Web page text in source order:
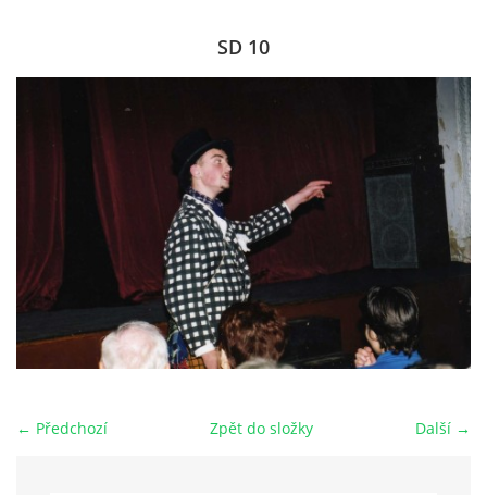
KDY, KDE A CO HRAJEME
HRY OD ROKU 1973
VIDEOZÁZNAMY Z HER
FOTOALBUM
ČLENOVÉ - SOUČASNOST
SD 10
← Předchozí Další →
Zpět do složky